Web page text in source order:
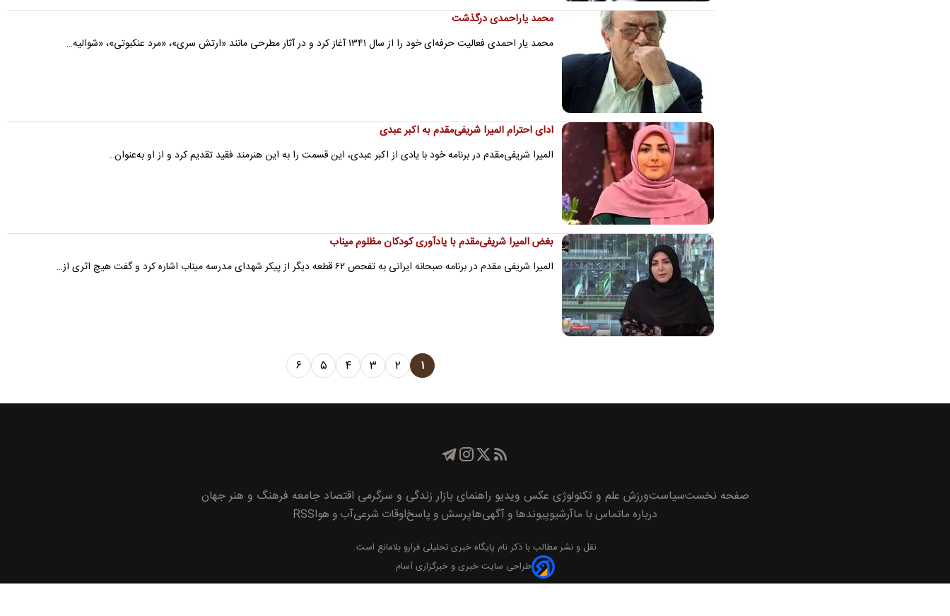
محمد یاراحمدی درگذشت
محمد یار احمدی فعالیت حرفه‌ای خود را از سال ۱۳۴۱ آغاز کرد و در آثار مطرحی مانند «ارتش سری»، «مرد عنکبوتی»، «شوالیه…
ادای احترام المیرا شریفی‌مقدم به اکبر عبدی
المیرا شریفی‌مقدم در برنامه خود با یادی از اکبر عبدی، این قسمت را به این هنرمند فقید تقدیم کرد و از او به‌عنوان…
بغض المیرا شریفی‎مقدم با یادآوری کودکان مظلوم میناب
المیرا شریفی مقدم در برنامه صبحانه ایرانی به تفحص ۶۲ قطعه دیگر از پیکر شهدای مدرسه میناب اشاره کرد و گفت هیچ اثری از…
۱ ۲ ۳ ۴ ۵ ۶
صفحه نخستسیاستورزش علم و تکنولوژی عکس ویدیو راهنمای بازارزندگی و سرگرمی اقتصادجامعه فرهنگ و هنرجهان
درباره ماتماس با ماآرشیوپیوند‌ها و آگهی‌هاپرسش و پاسخاوقات شرعیآب و هواRSS
نقل و نشر مطالب با ذکر نام پايگاه خبری تحليلی فراروبلامانع است.
طراحی سایت خبری و خبرگزاری آسام